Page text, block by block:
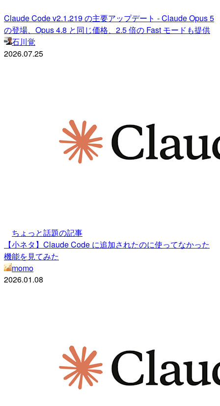
Claude Code v2.1.219 の主要アップデート - Claude Opus 5
の登場、Opus 4.8 と同じ価格、2.5 倍の Fast モードも提供
石川覚
2026.07.25
ちょっと話題の記事
【小ネタ】Claude Code に追加されたのに使ってなかった
機能を見てみた
momo
2026.01.08